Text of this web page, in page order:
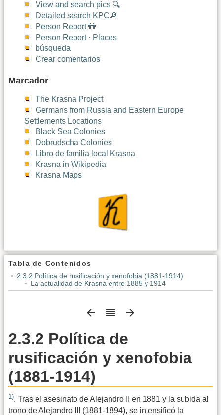
View and search pics 🔍
Detailed search KPC🔎
Person Report 👬
Person Report · Places
búsqueda
Crear comentarios
Marcador
The Krasna Project
Germans from Russia and Eastern Europe
Settlements Locations
Black Sea Colonies
Dobrudscha Colonies
Libro de familia local Krasna
Krasna in Wikipedia
Krasna Maps
Tabla de Contenidos
2.3.2 Política de rusificación y xenofobia (1881-1914)
La actualidad de Krasna entre 1885 y 1914
2.3.2 Política de
rusificación y xenofobia
(1881-1914)
1). Tras el asesinato de Alejandro II en 1881 y la subida al
trono de Alejandro III (1881-1894), se intensificó la